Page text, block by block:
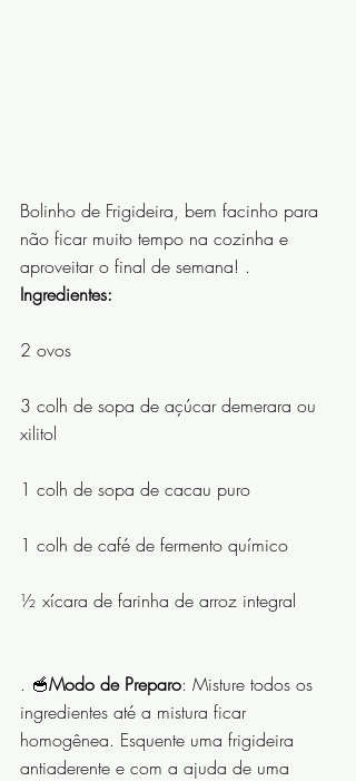
Bolinho de Frigideira, bem facinho para
não ficar muito tempo na cozinha e
aproveitar o final de semana! .
Ingredientes:
2 ovos
3 colh de sopa de açúcar demerara ou
xilitol
1 colh de sopa de cacau puro
1 colh de café de fermento químico
½ xícara de farinha de arroz integral
. 🥣Modo de Preparo: Misture todos os
ingredientes até a mistura ficar
homogênea. Esquente uma frigideira
antiaderente e com a ajuda de uma